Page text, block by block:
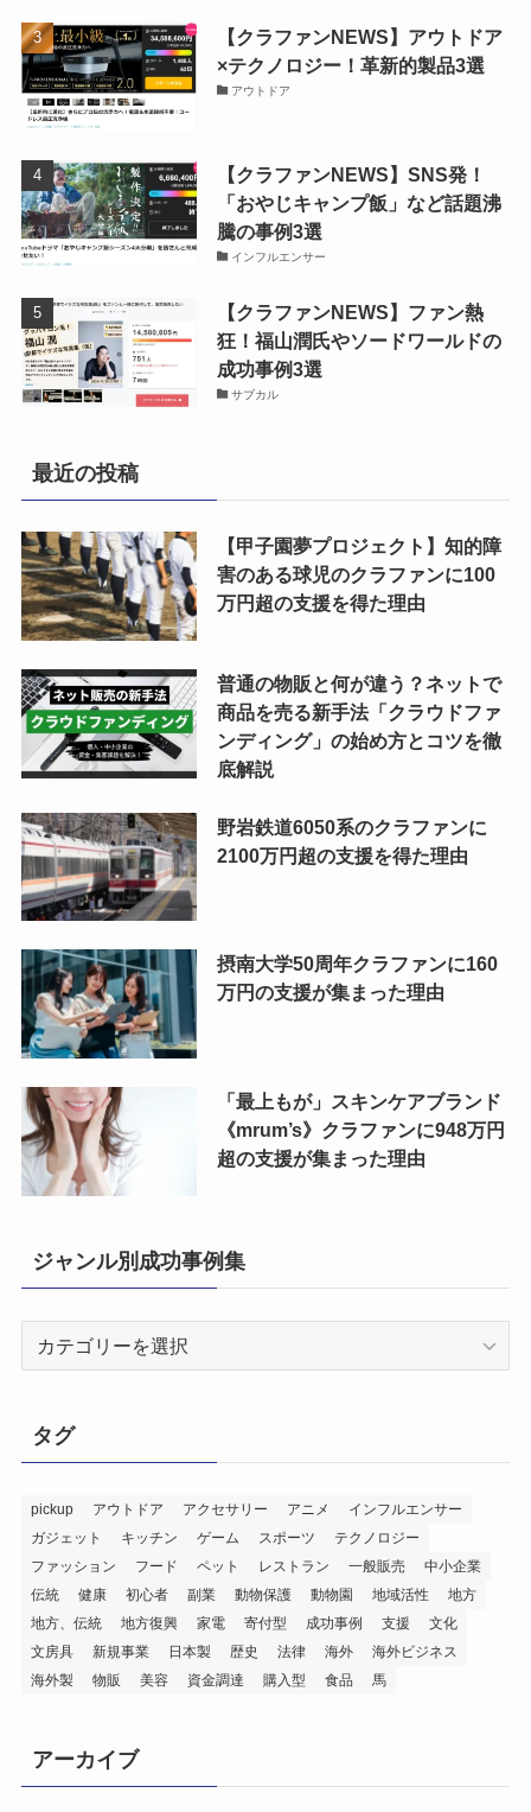
【クラファンNEWS】アウトドア
×テクノロジー！革新的製品3選
アウトドア
【クラファンNEWS】SNS発！
「おやじキャンプ飯」など話題沸
騰の事例3選
インフルエンサー
【クラファンNEWS】ファン熱
狂！福山潤氏やソードワールドの
成功事例3選
サブカル
最近の投稿
【甲子園夢プロジェクト】知的障
害のある球児のクラファンに100
万円超の支援を得た理由
普通の物販と何が違う？ネットで
商品を売る新手法「クラウドファ
ンディング」の始め方とコツを徹
底解説
野岩鉄道6050系のクラファンに
2100万円超の支援を得た理由
摂南大学50周年クラファンに160
万円の支援が集まった理由
「最上もが」スキンケアブランド
《mrum’s》クラファンに948万円
超の支援が集まった理由
ジャンル別成功事例集
別
功
事
例
集
タグ
pickup アウトドア アクセサリー アニメ
インフルエンサー
ガジェット
キッチン ゲーム スポーツ
テクノロジー
ファッション
フード ペット レストラン 一般販売
中小企業
伝統
健康 初心者 副業 動物保護 動物園 地域活性
地方
地方、伝統
地方復興 家電 寄付型 成功事例 支援
文化
文房具
新規事業 日本製 歴史 法律 海外
海外ビジネス
海外製
物販 美容 資金調達 購入型 食品 馬
アーカイブ